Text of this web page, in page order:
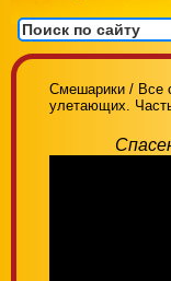
Смешарики / Все
улетающих.